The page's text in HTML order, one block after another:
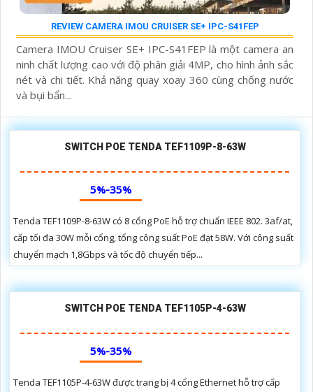
REVIEW CAMERA IMOU CRUISER SE+ IPC-S41FEP
Camera IMOU Cruiser SE+ IPC-S41FEP là một camera an
ninh chất lượng cao với độ phân giải 4MP, cho hình ảnh sắc
nét và chi tiết. Khả năng quay xoay 360 cùng chống nước
và bụi bẩn...
SWITCH POE TENDA TEF1109P-8-63W
5%-35%
Tenda TEF1109P-8-63W có 8 cổng PoE hỗ trợ chuẩn IEEE 802. 3af/at,
cấp tối đa 30W mỗi cổng, tổng công suất PoE đạt 58W. Với công suất
chuyển mạch 1,8Gbps và tốc độ chuyển tiếp...
SWITCH POE TENDA TEF1105P-4-63W
5%-35%
Tenda TEF1105P-4-63W được trang bị 4 cổng Ethernet hỗ trợ cấp